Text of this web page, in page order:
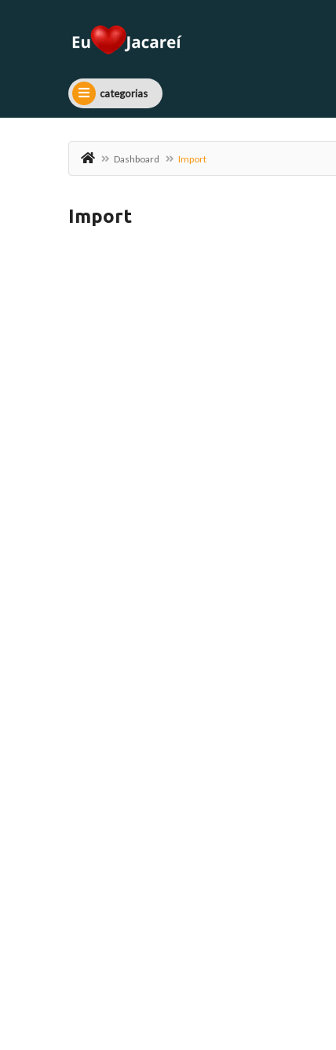
categorias
Dashboard Import
Import